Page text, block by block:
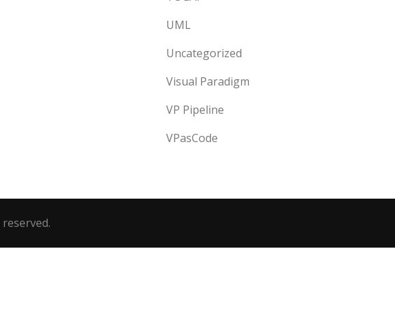
UML
Uncategorized
Visual Paradigm
VP Pipeline
VPasCode